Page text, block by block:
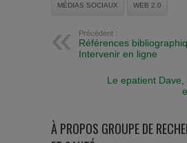
MÉDIAS SOCIAUX WEB 2.0
Précédent :
Références
Intervenir en ligne
Le epatient
À PROPOS GROUPE DE